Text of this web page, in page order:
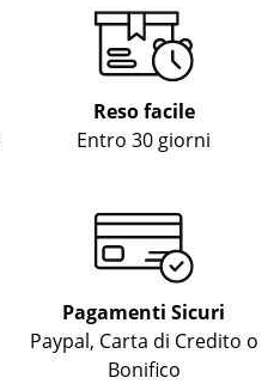
Reso facile
Entro 30 giorni
Pagamenti Sicuri
Paypal, Carta di Credito o
Bonifico